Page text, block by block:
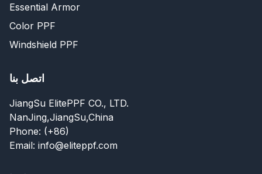
Essential Armor
Color PPF
Windshield PPF
اتصل بنا
JiangSu ElitePPF CO., LTD.
NanJing,JiangSu,China
Phone: (+86)
Email: info@eliteppf.com